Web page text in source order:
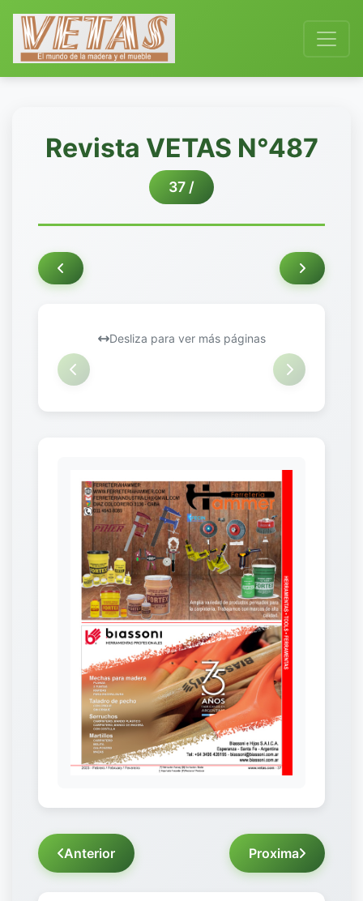
Revista VETAS N°487
37 /
Desliza para ver más páginas
Anterior Proxima